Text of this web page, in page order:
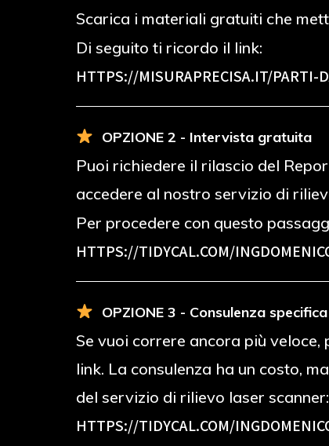
Scarica i materiali gratuiti che
Di seguito ti ricordo il link:
HTTPS://MISURAPRECISA.IT/PARTI-
OPZIONE 2 - Intervista gratuita
Puoi richiedere il rilascio del
accedere al nostro servizio di
Per procedere con questo
HTTPS://TIDYCAL.COM/
OPZIONE 3 - Consulenza specifica
Se vuoi correre ancora più
link. La consulenza ha un costo,
del servizio di rilievo laser scanner:
HTTPS://TIDYCAL.COM/